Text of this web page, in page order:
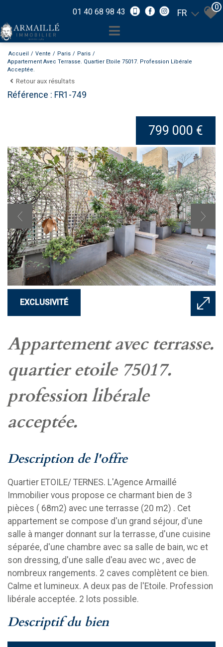
01 40 68 98 43 FR
0
Accueil Vente Paris
Paris
Appartement Avec Terrasse. Quartier Etoile 75017. Profession Libérale
Acceptée.
Retour aux résultats
Référence : FR1-749
EXCLUSIVITÉ
799 000 €
appartement avec terrasse.
quartier etoile 75017.
profession libérale
acceptée.
description de l'offre
Quartier ETOILE/ TERNES. L'Agence Armaillé
Immobilier vous propose ce charmant bien de 3
pièces ( 68m2) avec une terrasse (20 m2) . Cet
appartement se compose d'un grand séjour, d'une
salle à manger donnant sur la terrasse, d'une cuisine
séparée, d'une chambre avec sa salle de bain, wc et
son dressing, d'une salle d'eau avec wc , avec de
nombreux rangements. 2 caves complètent ce bien.
Calme et lumineux. A deux pas de l'Etoile. Profession
libérale acceptée. 2 lots possible.
descriptif du bien